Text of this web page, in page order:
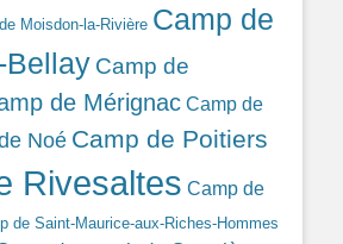
Moisdon-la-Rivière Camp de
Bellay Camp de
de Mérignac Camp de
Noé Camp de Poitiers
Rivesaltes Camp de
de Saint-Maurice-aux-Riches-Hommes